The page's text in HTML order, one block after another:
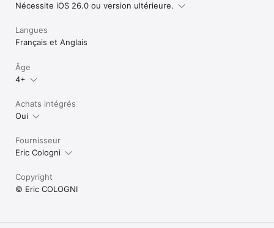
Nécessite iOS 26.0 ou version ultérieure.
Langues
Français et Anglais
Âge
4+
Achats intégrés
Oui
Fournisseur
Eric Cologni
Copyright
© Eric COLOGNI